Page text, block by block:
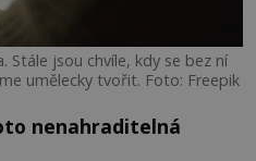
Stále jsou chvíle, kdy se bez ní
umělecky tvořit. Foto: Freepik
nenahraditelná